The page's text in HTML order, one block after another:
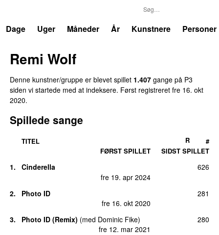
Dage
Uger Måneder År Kunstnere Personer
Remi Wolf
Denne kunstner/gruppe er blevet spillet 1.407 gange på P3
siden vi startede med at indeksere. Først registreret fre 16. okt
2020.
Spillede sange
TITEL
FØRST SPILLET
SIDST SPILLET
R #
1. Cinderella
fre 19. apr 2024
626
2. Photo ID
fre 16. okt 2020
281
3. Photo ID (Remix) (med Dominic Fike)
fre 12. mar 2021
280